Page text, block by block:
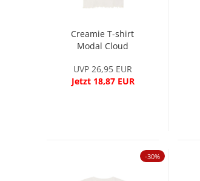
Creamie T-shirt
Modal Cloud
UVP 26,95 EUR
Jetzt 18,87 EUR
-30%